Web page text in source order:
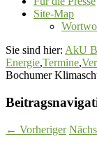
Site-Map
Sie sind hier: AkU
Energie,Termine,
Bochumer
← Vorheriger